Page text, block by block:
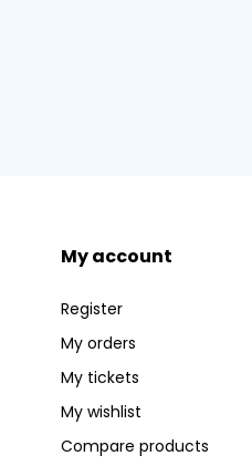
My account
Register
My orders
My tickets
My wishlist
Compare products